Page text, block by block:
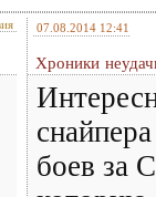
07.08.2014 12:41
Хроники
боев за